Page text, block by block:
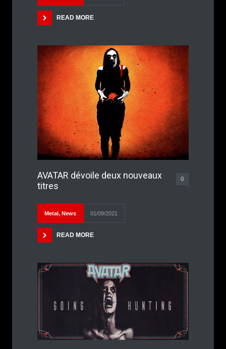
READ MORE
AVATAR dévoile deux nouveaux
titres
0
Metal, News 01/09/2021
READ MORE